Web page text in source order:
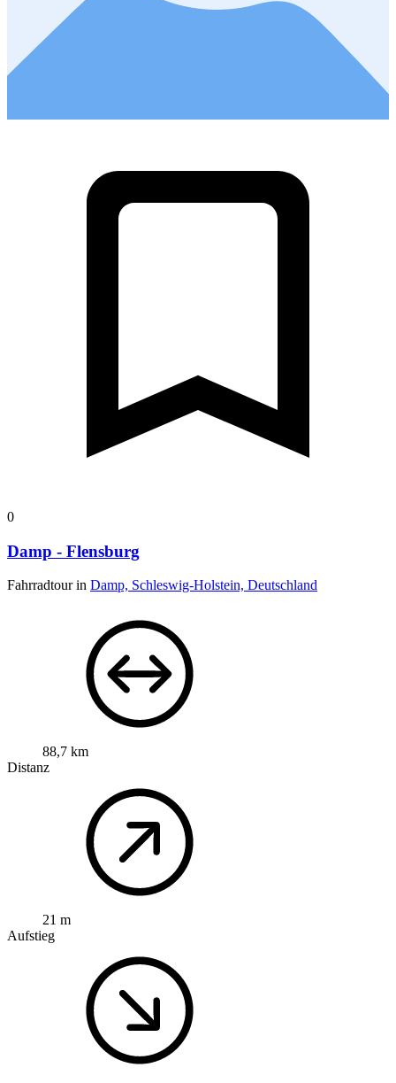
0
Damp - Flensburg
Fahrradtour in Damp, Schleswig-Holstein, Deutschland
88,7 km
Distanz
21 m
Aufstieg